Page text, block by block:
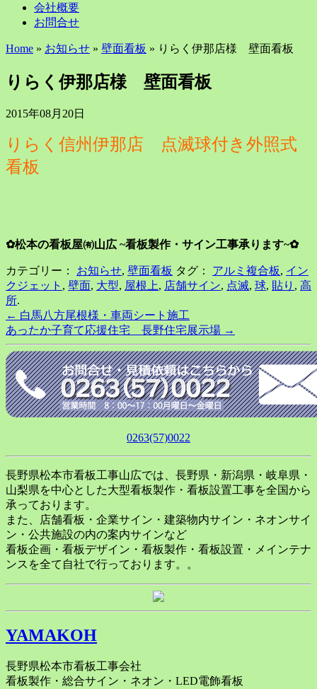
会社概要
お問合せ
Home » お知らせ » 壁面看板 » りらく伊那店様 壁面看板
りらく伊那店様 壁面看板
2015年08月20日
りらく信州伊那店 点滅球付き外照式
看板
✿松本の看板屋㈲山広 ~看板製作・サイン工事承ります~✿
カテゴリー： お知らせ, 壁面看板 タグ： アルミ複合板, イン
クジェット , 壁面, 大型, 屋根上, 店舗サイン, 点滅, 球, 貼り , 高
所.
Post
navigation
← 白馬八方尾根様・車両シート施工
あったか子育て応援住宅 長野住宅展示場 →
0263(57)0022
長野県松本市看板工事山広では、長野県・新潟県・岐阜県・
山梨県を中心とした大型看板製作・看板設置工事を全国から
承っております。
また、店舗看板・企業サイン・建築物内サイン・ネオンサイ
ン・公共施設の内の案内サインなど
看板企画・看板デザイン・看板製作・看板設置・メインテナ
ンスを全て自社で行っております。。
YAMAKOH
長野県松本市看板工事会社
看板製作・総合サイン・ネオン・LED電飾看板